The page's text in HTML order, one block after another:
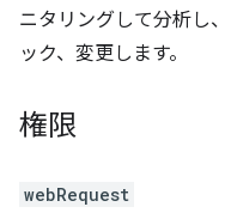
ニタリングして分析し
ック、変更します。
権限
webRequest